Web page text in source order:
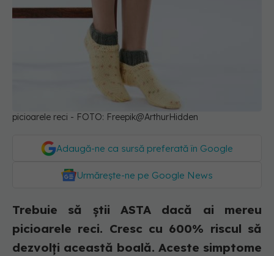
picioarele reci - FOTO: Freepik@ArthurHidden
Adaugă-ne ca sursă preferată în Google
Urmărește-ne pe Google News
Trebuie să știi ASTA dacă ai mereu
picioarele reci. Cresc cu 600% riscul să
dezvolți această boală. Aceste simptome